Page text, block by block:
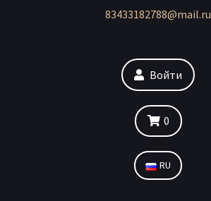
83433182788@mail.ru
Войти
0
RU